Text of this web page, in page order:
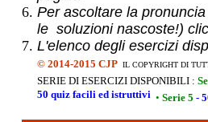
Per ascoltare la
le soluzioni nascoste!)
L'elenco degli esercizi
© 2014-2015 CJP IL COPYRIGHT DI
SERIE DI ESERCIZI DISPONIBILI :
50 quiz facili ed istruttivi • Serie 5 -